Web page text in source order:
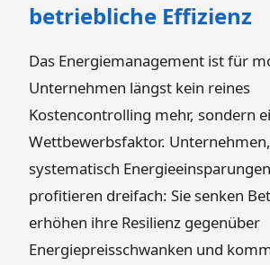
betriebliche Effizienz
Das Energiemanagement ist für
Unternehmen längst kein reines
Kostencontrolling mehr, sondern
Wettbewerbsfaktor.
systematisch
profitieren dreifach: Sie senken
erhöhen ihre Resilienz gegenüber
Energiepreisschwanken und